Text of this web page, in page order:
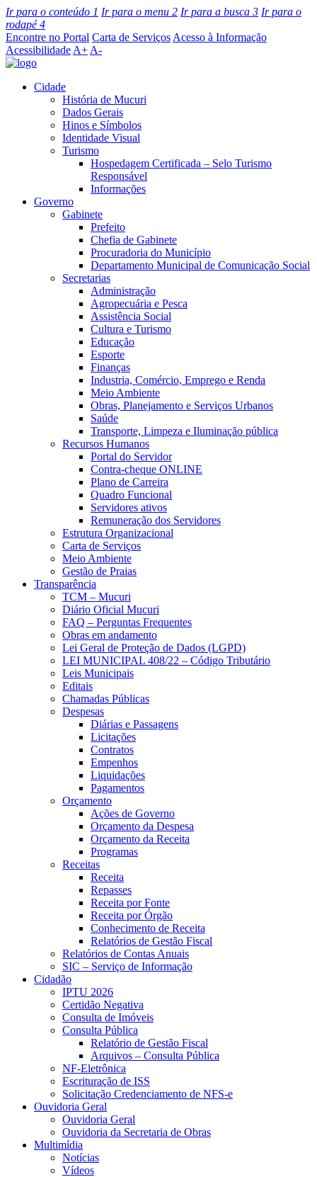
Ir para o conteúdo 1 Ir para o menu 2 Ir para a busca 3 Ir para o
rodapé4
Encontre no Portal Carta de Serviços Acesso à Informação
Acessibilidade A+ A-
Cidade
História de Mucuri
Dados Gerais
Hinos e Símbolos
Identidade Visual
Turismo
Hospedagem Certificada – Selo Turismo
Responsável
Informações
Governo
Gabinete
Prefeito
Chefia de Gabinete
Procuradoria do Município
Departamento Municipal de Comunicação Social
Secretarias
Administração
Agropecuária e Pesca
Assistência Social
Cultura e Turismo
Educação
Esporte
Finanças
Industria, Comércio, Emprego e Renda
Meio Ambiente
Obras, Planejamento e Serviços Urbanos
Saúde
Transporte, Limpeza e Iluminação pública
Recursos Humanos
Portal do Servidor
Contra-cheque ONLINE
Plano de Carreira
Quadro Funcional
Servidores ativos
Remuneração dos Servidores
Estrutura Organizacional
Carta de Serviços
Meio Ambiente
Gestão de Praias
Transparência
TCM – Mucuri
Diário Oficial Mucuri
FAQ – Perguntas Frequentes
Obras em andamento
Lei Geral de Proteção de Dados (LGPD)
LEI MUNICIPAL 408/22 – Código Tributário
Leis Municipais
Editais
Chamadas Públicas
Despesas
Diárias e Passagens
Licitações
Contratos
Empenhos
Liquidações
Pagamentos
Orçamento
Ações de Governo
Orçamento da Despesa
Orçamento da Receita
Programas
Receitas
Receita
Repasses
Receita por Fonte
Receita por Órgão
Conhecimento de Receita
Relatórios de Gestão Fiscal
Relatórios de Contas Anuais
SIC – Serviço de Informação
Cidadão
IPTU 2026
Certidão Negativa
Consulta de Imóveis
Consulta Pública
Relatório de Gestão Fiscal
Arquivos – Consulta Pública
NF-Eletrônica
Escrituração de ISS
Solicitação Credenciamento de NFS-e
Ouvidoria Geral
Ouvidoria Geral
Ouvidoria da Secretaria de Obras
Multimídia
Notícias
Vídeos